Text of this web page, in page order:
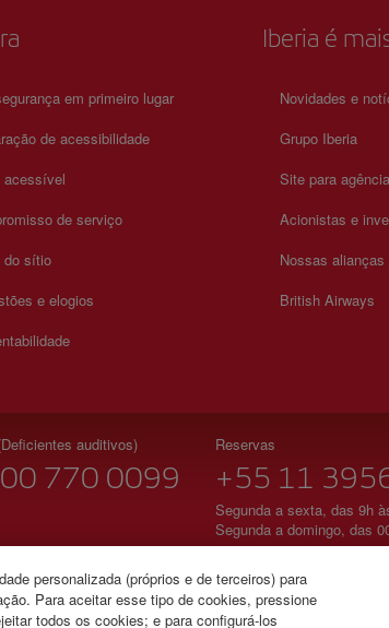
em primeiro lugar
de acessibilidade
acessível
de serviço
do sítio
e elogios
Iberia é
Novidades e
Grupo Iberia
Site para
Acionistas e
Nossas alianças
British Airways
auditivos)
770 0099
Reservas
+55 11
Segunda a sexta, das 9h
Segunda a domingo, das
personalizada (próprios e de terceiros) para
Para aceitar esse tipo de cookies, pressione
todos os cookies; e para configurá-los